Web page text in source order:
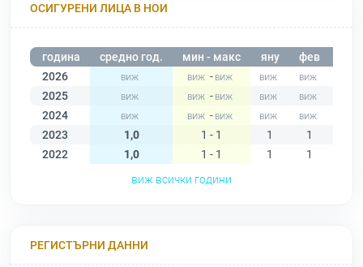
ОСИГУРЕНИ ЛИЦА В НОИ
година средно год. мин - макс яну фев
2026
-
2025
-
2024
-
2023
1,0 1 - 1 1 1
2022
1,0 1 - 1 1 1
виж всички години
РЕГИСТЪРНИ ДАННИ